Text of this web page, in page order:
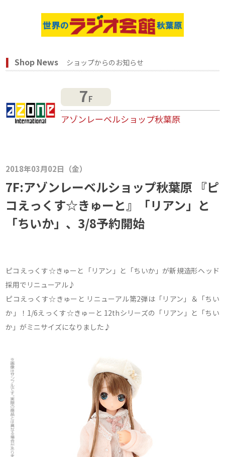
Shop News ショップからのお知らせ
7F
アゾンレーベルショップ秋葉原
2018年03月02日（金）
7F:アゾンレーベルショップ秋葉原 『ピ
コえっくす☆きゅーと』「リアン」と
「ちいか」、3/8予約開始
ピコえっくす☆きゅーと「リアン」と「ちいか」が新規造形ヘッド
採用でリニューアル♪
ピコえっくす☆きゅーと リニューアル第2弾は「リアン」＆「ちい
か」！1/6えっくす☆きゅーと 12thシリーズの「リアン」と「ちい
か」がミニサイズになりました♪